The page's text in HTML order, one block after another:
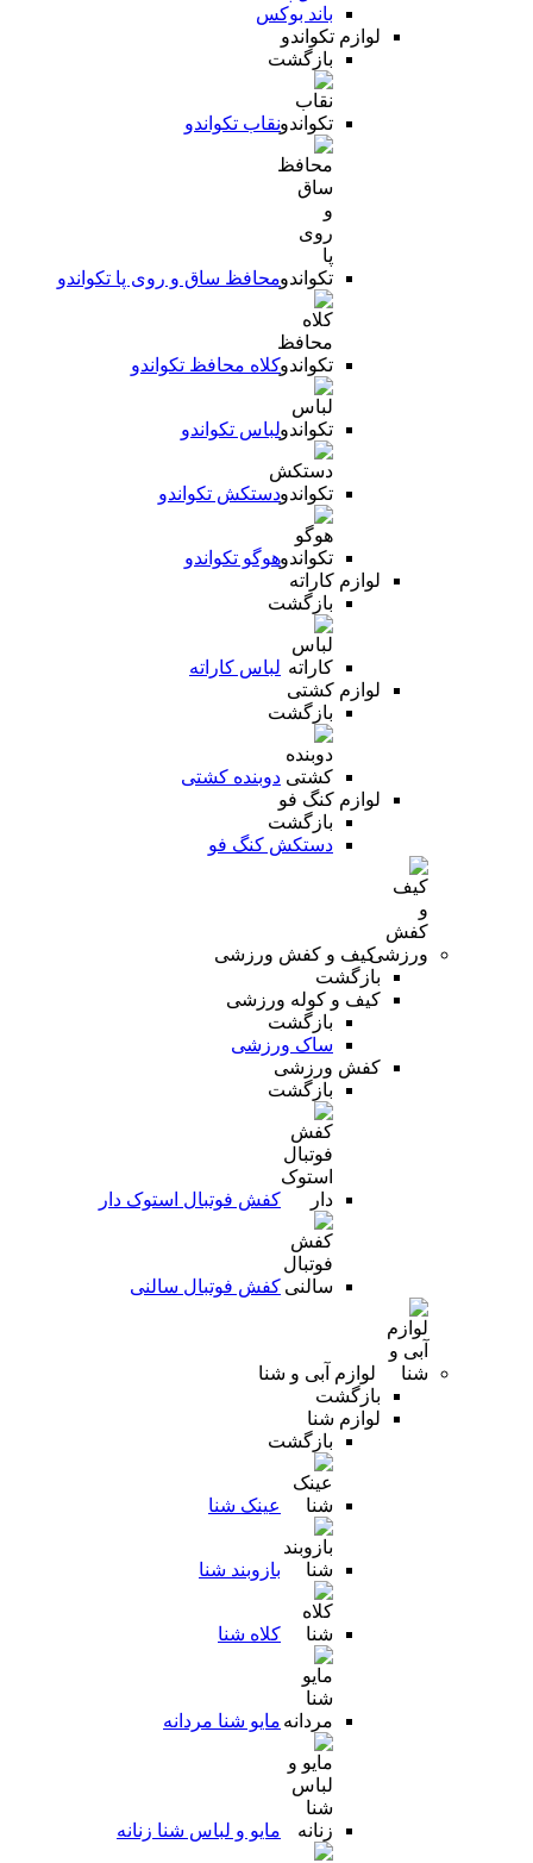
باند بوکس
لوازم تکواندو
بازگشت
نقاب تکواندو
محافظ ساق و روی پا تکواندو
کلاه محافظ تکواندو
لباس تکواندو
دستکش تکواندو
هوگو تکواندو
لوازم کاراته
بازگشت
لباس کاراته
لوازم کشتی
بازگشت
دوبنده کشتی
لوازم کنگ فو
بازگشت
دستکش کنگ فو
کیف و کفش ورزشی
بازگشت
کیف و کوله ورزشی
بازگشت
ساک ورزشی
کفش ورزشی
بازگشت
کفش فوتبال استوک دار
کفش فوتبال سالنی
لوازم آبی و شنا
بازگشت
لوازم شنا
بازگشت
عینک شنا
بازوبند شنا
کلاه شنا
مایو شنا مردانه
مایو و لباس شنا زنانه